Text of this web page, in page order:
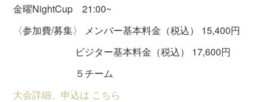
金曜NightCup 21:00~
〈参加費/募集〉 メンバー基本料金（税込） 15,400円
ビジター基本料金（税込） 17,600円
５チーム
大会詳細、申込は こちら